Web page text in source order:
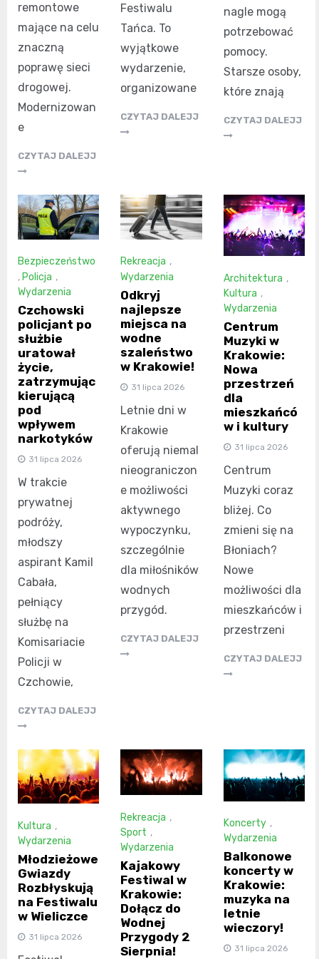
remontowe
mające na celu
znaczną
poprawę sieci
drogowej.
Modernizowan
e
CZYTAJ DALEJJ
Festiwalu
Tańca. To
wyjątkowe
wydarzenie,
organizowane
CZYTAJ DALEJJ
nagle mogą
potrzebować
pomocy.
Starsze osoby,
które znają
CZYTAJ DALEJJ
Bezpieczeństwo
, Policja ,
Wydarzenia
Czchowski
policjant po
służbie
uratował
życie,
zatrzymując
kierującą
pod
wpływem
narkotyków
31 lipca 2026
W trakcie
prywatnej
podróży,
młodszy
aspirant Kamil
Cabała,
pełniący
służbę na
Komisariacie
Policji w
Czchowie,
CZYTAJ DALEJJ
Rekreacja ,
Wydarzenia
Odkryj
najlepsze
miejsca na
wodne
szaleństwo
w Krakowie!
31 lipca 2026
Letnie dni w
Krakowie
oferują niemal
nieograniczon
e możliwości
aktywnego
wypoczynku,
szczególnie
dla miłośników
wodnych
przygód.
CZYTAJ DALEJJ
Architektura ,
Kultura ,
Wydarzenia
Centrum
Muzyki w
Krakowie:
Nowa
przestrzeń
dla
mieszkańcó
w i kultury
31 lipca 2026
Centrum
Muzyki coraz
bliżej. Co
zmieni się na
Błoniach?
Nowe
możliwości dla
mieszkańców i
przestrzeni
CZYTAJ DALEJJ
Kultura ,
Wydarzenia
Młodzieżowe
Gwiazdy
Rozbłyskują
na Festiwalu
w Wieliczce
31 lipca 2026
Rekreacja ,
Sport ,
Wydarzenia
Kajakowy
Festiwal w
Krakowie:
Dołącz do
Wodnej
Przygody 2
Sierpnia!
Koncerty ,
Wydarzenia
Balkonowe
koncerty w
Krakowie:
muzyka na
letnie
wieczory!
31 lipca 2026